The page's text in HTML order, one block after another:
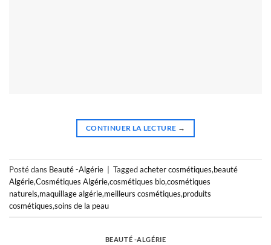
CONTINUER LA LECTURE →
Posté dans Beauté -Algérie Taggedacheter cosmétiques,beauté
Algérie,Cosmétiques Algérie,cosmétiques bio,cosmétiques
naturels,maquillage algérie,meilleurs cosmétiques,produits
cosmétiques,soins de la peau
BEAUTÉ -ALGÉRIE